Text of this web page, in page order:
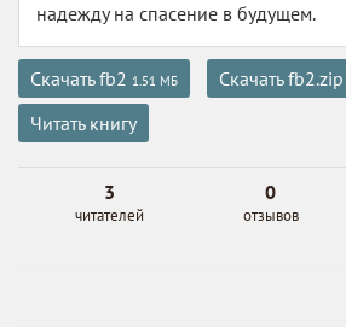
надежду на спасение в будущем.
Скачать fb2 1.51 МБ Скачать fb2.zip
Читать книгу
3
читателей
0
отзывов